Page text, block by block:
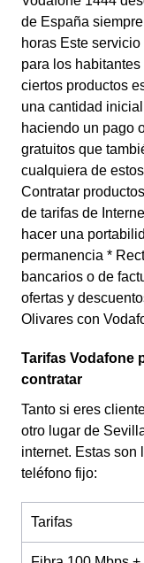
de España
horas Este
para los
ciertos productos
una cantidad
haciendo un pago
gratuitos que
cualquiera de
Contratar
de tarifas de
hacer una
permanencia *
bancarios o de
ofertas y
Olivares con
Tarifas Vodafone
contratar
Tanto si eres
otro lugar de
internet. Estas son
teléfono fijo:
Tarifas